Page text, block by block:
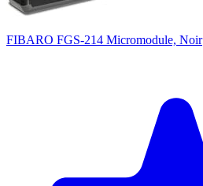
FIBARO FGS-214 Micromodule, Noir